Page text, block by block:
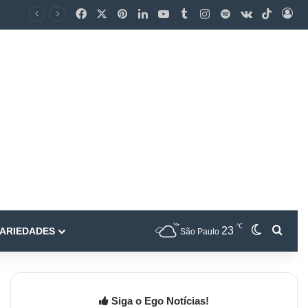
São Paulo 23 ℃
Siga o Ego Notícias!